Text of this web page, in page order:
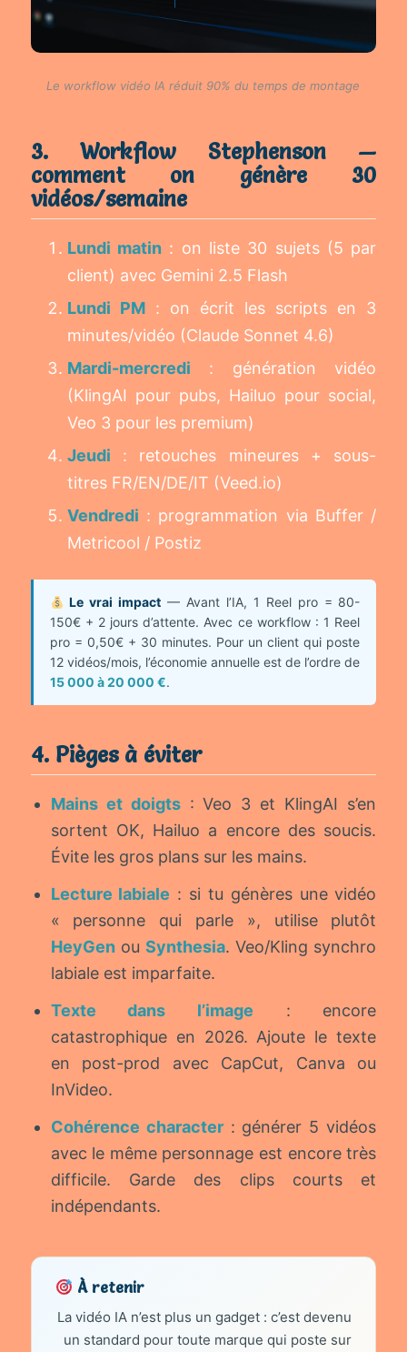
Le workflow vidéo IA réduit 90% du temps de montage
3. Workflow Stephenson —
comment on génère 30
vidéos/semaine
Lundi matin: on liste 30 sujets (5 par
client) avec Gemini 2.5 Flash
Lundi PM: on écrit les scripts en 3
minutes/vidéo (Claude Sonnet 4.6)
Mardi-mercredi : génération vidéo
(KlingAI pour pubs, Hailuo pour social,
Veo 3 pour les premium)
Jeudi : retouches mineures + sous-
titres FR/EN/DE/IT (Veed.io)
Vendredi : programmation via Buffer /
Metricool / Postiz
Le vrai impact — Avant l’IA, 1 Reel pro = 80-
150€ + 2 jours d’attente. Avec ce workflow : 1 Reel
pro = 0,50€ + 30 minutes. Pour un client qui poste
12 vidéos/mois, l’économie annuelle est de l’ordre de
15 000 à 20 000 €.
4. Pièges à éviter
Mains et doigts: Veo 3 et KlingAI s’en
sortent OK, Hailuo a encore des soucis.
Évite les gros plans sur les mains.
Lecture labiale : si tu génères une vidéo
« personne qui parle », utilise plutôt
HeyGenou Synthesia. Veo/Kling synchro
labiale est imparfaite.
Texte dans l’image : encore
catastrophique en 2026. Ajoute le texte
en post-prod avec CapCut, Canva ou
InVideo.
Cohérence character: générer 5 vidéos
avec le même personnage est encore très
difficile. Garde des clips courts et
indépendants.
À retenir
La vidéo IA n’est plus un gadget : c’est devenu
un standard pour toute marque qui poste sur